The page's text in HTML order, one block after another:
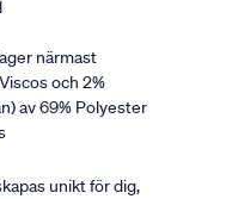
närmast
och 2%
av 69% Polyester
unikt för dig,